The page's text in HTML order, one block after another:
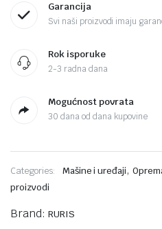
Garancija
Svi naši proizvodi imaju
Rok isporuke
2-3 radna dana
Mogućnost povrata
30 dana od dana kupovine
Categories: Mašine i uređaji,
proizvodi
Brand: RURIS